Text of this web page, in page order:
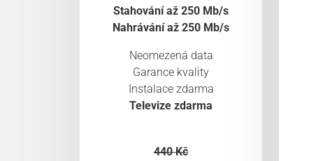
Stahování až 250 Mb/s
Nahrávání až 250 Mb/s
Neomezená data
Garance kvality
Instalace zdarma
Televize zdarma
440 Kč